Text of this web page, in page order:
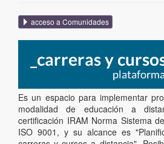
acceso a Comunidades
Es un espacio para implementar
modalidad de educación a
certificación IRAM Norma Sistema
ISO 9001, y su alcance es